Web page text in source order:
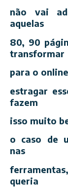
não vai
aquelas
80, 90
transformar
para o
estragar
fazem
isso muito
o caso de
nas
queria